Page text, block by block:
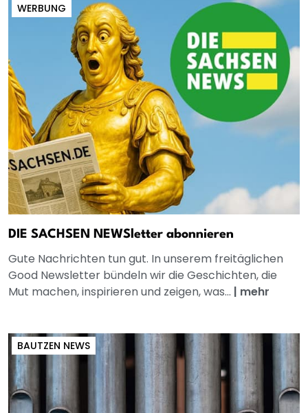
WERBUNG
DIE SACHSEN NEWSletter abonnieren
Gute Nachrichten tun gut. In unserem freitäglichen
Good Newsletter bündeln wir die Geschichten, die
Mut machen, inspirieren und zeigen, was... | mehr
BAUTZEN NEWS